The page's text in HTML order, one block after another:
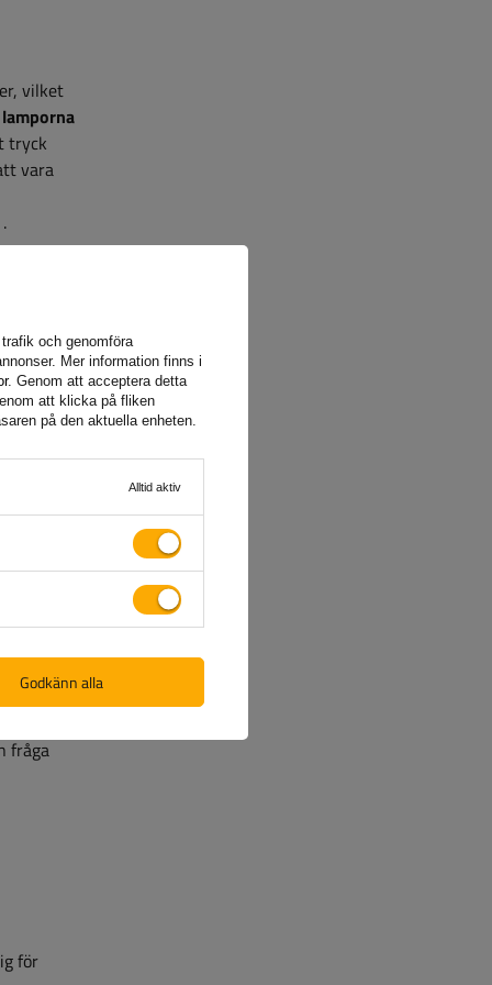
vilket
lamporna
tryck
vara
.
fråga
för
och genomföra
Mer information finns i
. Genom att acceptera detta
att klicka på fliken
på den aktuella enheten.
Alltid aktiv
Godkänn alla